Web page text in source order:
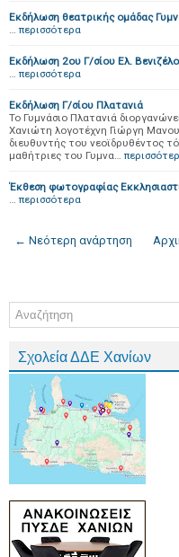
Εκδήλωση θεατρικής ομάδας
… περισσότερα
Εκδήλωση 2ου Γ/σίου Ελ.
… περισσότερα
Εκδήλωση Γ/σίου Πλατανιά
Το Γυμνάσιο Πλατανιά
Χανιώτη λογοτέχνη Γιώργη
διευθυντής του νεοϊδρυθέντος
μαθήτριες του Γυμνα…
Έκθεση φωτογραφίας
… περισσότερα
← Νεότερη ανάρτηση
Σχολεία ΔΔΕ Χανίων